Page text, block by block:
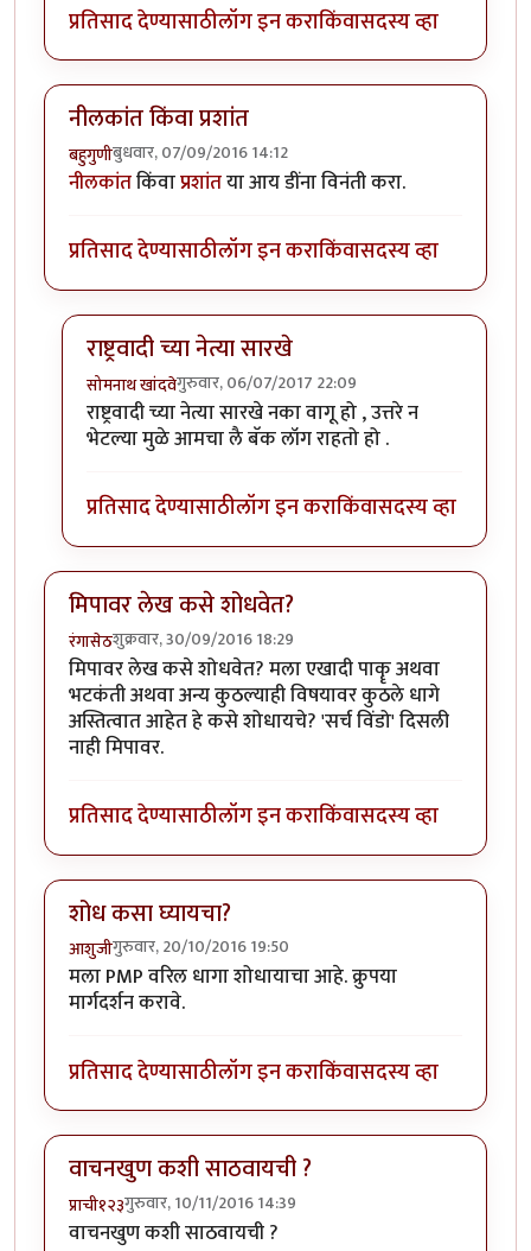
प्रतिसाद देण्यासाठीलॉग इन कराकिंवासदस्य व्हा
नीलकांत किंवा प्रशांत
बहुगुणीबुधवार, 07/09/2016 14:12
नीलकांतकिंवाप्रशांतया आय डींना विनंती करा.
प्रतिसाद देण्यासाठीलॉग इन कराकिंवासदस्य व्हा
राष्ट्रवादी च्या नेत्या सारखे
सोमनाथ खांदवेगुरुवार, 06/07/2017 22:09
In reply toनीलकांत किंवा प्रशांतbyबहुगुणी
राष्ट्रवादी च्या नेत्या सारखे नका वागू हो , उत्तरे न
भेटल्या मुळे आमचा लै बॅक लॉग राहतो हो .
प्रतिसाद देण्यासाठीलॉग इन कराकिंवासदस्य व्हा
मिपावर लेख कसे शोधवेत?
रंगासेठशुक्रवार, 30/09/2016 18:29
मिपावर लेख कसे शोधवेत? मला एखादी पाकॄ अथवा
भटकंती अथवा अन्य कुठल्याही विषयावर कुठले धागे
अस्तित्वात आहेत हे कसे शोधायचे? 'सर्च विंडो' दिसली
नाही मिपावर.
प्रतिसाद देण्यासाठीलॉग इन कराकिंवासदस्य व्हा
शोध कसा घ्यायचा?
आशुजीगुरुवार, 20/10/2016 19:50
मला PMP वरिल धागा शोधायाचा आहे. क्रुपया
मार्गदर्शन करावे.
प्रतिसाद देण्यासाठीलॉग इन कराकिंवासदस्य व्हा
वाचनखुण कशी साठवायची ?
प्राची१२३गुरुवार, 10/11/2016 14:39
वाचनखुण कशी साठवायची ?